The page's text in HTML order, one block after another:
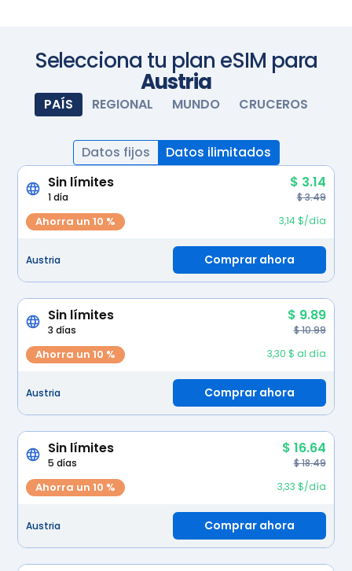
Selecciona tu plan eSIM para
Austria
PAÍS REGIONAL MUNDO CRUCEROS
Datos fijos
Datos ilimitados
Sin límites
$ 3.14
1 día $ 3.49
Ahorra un 10 % 3,14 $/día
Austria Comprar ahora
Sin límites $ 9.89
3 días $ 10.99
Ahorra un 10 % 3,30 $ al día
Austria Comprar ahora
Sin límites $ 16.64
5 días $ 18.49
Ahorra un 10 % 3,33 $/día
Austria Comprar ahora